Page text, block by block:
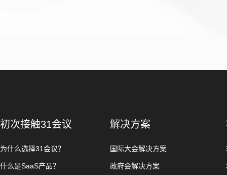
初次接触31会议
为什么选择31会议？
什么是SaaS产品？
解决方案
国际大会解决方案
政府会解决方案